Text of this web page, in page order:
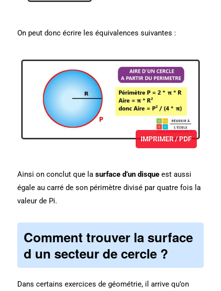
On peut donc écrire les équivalences suivantes :
IMPRIMER / PDF
Ainsi on conclut que la surface d’un disque est aussi
égale au carré de son périmètre divisé par quatre fois la
valeur de Pi.
Comment trouver la surface
d un secteur de cercle ?
Dans certains exercices de géométrie, il arrive qu’on